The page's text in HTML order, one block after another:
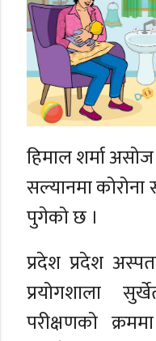
हिमाल शर्मा
सल्यानमा
पुगेको छ ।
प्रदेश प्रदेश
प्रयोगशाला
परीक्षणको